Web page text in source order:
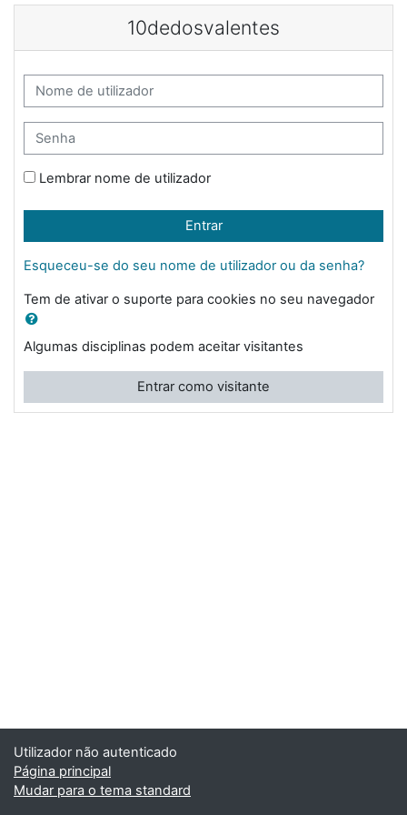
Ir para o conteúdo principal
10dedosvalentes
Nome de utilizador
Senha
Lembrar nome de utilizador
Entrar
Esqueceu-se do seu nome de utilizador ou da senha?
Tem de ativar o suporte para cookies no seu navegador
Algumas disciplinas podem aceitar visitantes
Entrar como visitante
Utilizador não autenticado
Página principal
Mudar para o tema standard